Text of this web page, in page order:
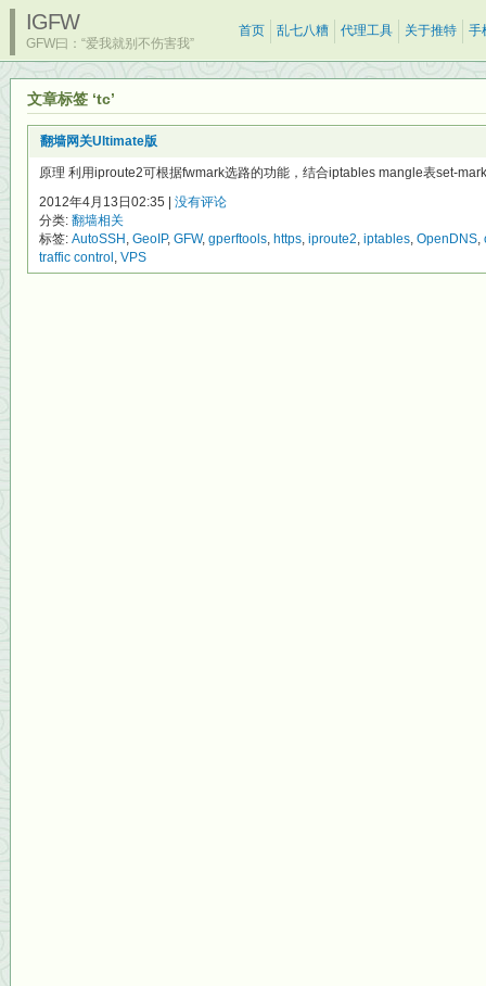
IGFW
GFW曰：“爱我就别不伤害我”
首页 乱七八糟 代理工具 关于推特 手
文章标签 ‘tc’
翻墙网关Ultimate版
原理 利用iproute2可根据fwmark选路的功能，结合iptables mangle表set-
2012年4月13日02:35 | 没有评论
分类: 翻墙相关
标签: AutoSSH , GeoIP, GFW, gperftools, https, iproute2, iptables, OpenDNS,
traffic control , VPS